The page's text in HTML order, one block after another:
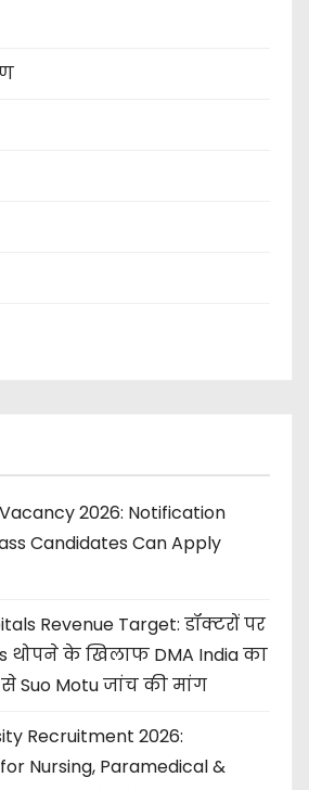
Vacancy 2026: Notification
Candidates Can Apply
Revenue Target: डॉक्टरों पर
थोपने के खिलाफ DMA India का
Suo Motu जांच की मांग
Recruitment 2026:
Nursing, Paramedical &